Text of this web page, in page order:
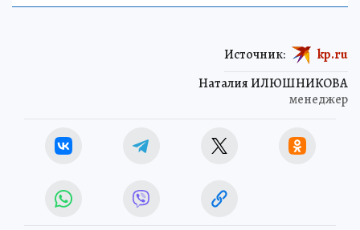
Наталия ИЛЮШНИКОВА
менеджер
Источник: kp.ru